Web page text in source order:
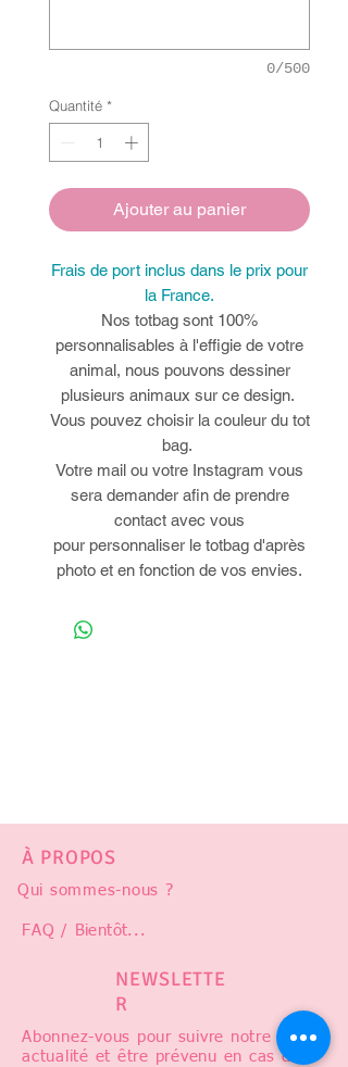
0/500
Quantité *
Ajouter au panier
Frais de port inclus dans le prix pour
la France.
Nos totbag sont 100%
personnalisables à l'effigie de votre
animal, nous pouvons dessiner
plusieurs animaux sur ce design.
Vous pouvez choisir la couleur du tot
bag.
Votre mail ou votre Instagram vous
sera demander afin de prendre
contact avec vous
pour personnaliser le totbag d'après
photo et en fonction de vos envies.
À PROPOS
Qui sommes-nous ?
FAQ / Bientôt...
NEWSLETTE
R
Abonnez-vous pour suivre notre
actualité et être prévenu en cas de